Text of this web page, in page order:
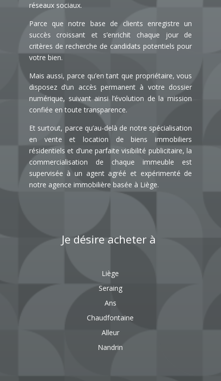
réseaux sociaux.
Parce que notre base de clients enregistre un
succès croissant et s’enrichit chaque jour de
critères de recherche de candidats potentiels pour
votre bien.
Mais aussi, parce qu’en tant que propriétaire, vous
disposez d’un accès permanent à votre dossier
numérique, suivant ainsi l’évolution de la mission
confiée en toute transparence.
Et surtout, parce qu’au-delà de notre spécialisation
en vente et location de biens immobiliers
résidentiels et d’une parfaite visibilité publicitaire, la
commercialisation de chaque immeuble est
supervisée à un agent agréé et expérimenté de
notre agence immobilière basée à Liège.
Je désire acheter à
Liège
Seraing
Ans
Chaudfontaine
Alleur
Nandrin